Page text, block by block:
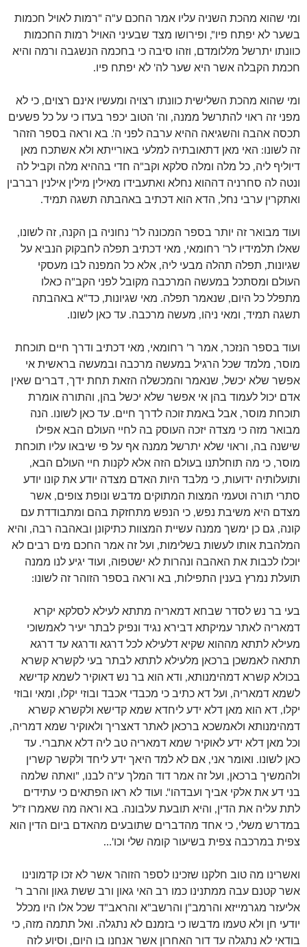
ומי שהוא מהכת השניה עליו אמר החכם ע"ה "רמות לאויל חכמות
בשער לא יפתח פיו", ופירושו מצד שבעיני האויל רמות החכמות
כוונתו יתרשל מללומדם, וזהו סיבה כי בחכמה הנשגבה ורמה והיא
חכמת הקבלה אשר היא שער לה' לא יפתח פיו.
ומי שהוא מהכת השלישית כוונתו רצויה ומעשיו אינם רצוים, כי לא
מפני זה ראוי להתרשל ממנה, וה' הטוב יכפר בעדו כי על כל פשעים
תכסה אהבה והשגיאה ההיא ערבה לפני ה'. בא וראה בספר הזהר
זה לשונו: האי מאן דתאובתיה למלעי באורייתא ולא אשתכח מאן
דיוליף ליה, כל מלה ומלה סלקא וקב"ה חדי בההיא מלה וקביל לה
ונטה לה סחרניה דההוא נחלא ואתעבידו מאילין מילין אילנין רברבין
ואתקרין ערבי נחל, הדא הוא דכתיב באהבתה תשגה תמיד.
ועוד מבואר זה יותר בספר המכונה לר' נחוניה בן הקנה, זה לשונו,
שאלו תלמידיו לר' רחומאי, מאי דכתיב תפלה לחבקוק הנביא על
שגיונות, תפלה תהלה מבעי ליה, אלא כל המפנה לבו מעסקי
העולם ומסתכל במעשה המרכבה מקובל לפני הקב"ה כאלו
מתפלל כל היום, שנאמר תפלה. מאי שגיונות, כד"א באהבתה
תשגה תמיד, ומאי ניהו, מעשה מרכבה. עד כאן לשונו.
ועוד בספר הנזכר, אמר ר' רחומאי, מאי דכתיב ודרך חיים תוכחת
מוסר, מלמד שכל הרגיל במעשה מרכבה ובמעשה בראשית אי
אפשר שלא יכשל, שנאמר והמכשלה הזאת תחת ידך, דברים שאין
אדם יכול לעמוד בהן אי אפשר שלא יכשל בהן, והתורה אומרת
תוכחת מוסר, אבל באמת זוכה לדרך חיים. עד כאן לשונו. הנה
מבואר מזה כי מצדה יזכה העוסק בה לחיי העולם הבא אפילו
שישנה בה, וראוי שלא יתרשל ממנה אף על פי שיבאו עליו תוכחת
מוסר, כי מה תוחלתנו בעולם הזה אלא לקנות חיי העולם הבא,
ותועלותיה ידועות, כי מלבד היות האדם מצדה יודע את קונו יודע
סתרי תורה וטעמי המצות המתוקים מדבש ונופת צופים, אשר
מצדם היא משיבת נפש, כי הנפש מתחזקת בהם ומתבודדת עם
קונה, גם כן ימשך ממנה עשיית המצוות כתיקונן ובאהבה רבה, והיא
המלהבת אותו לעשות בשלימות, ועל זה אמר החכם מים רבים לא
יוכלו לכבות את האהבה ונהרות לא ישטפוה, ועוד יגיע לנו ממנה
תועלת נמרץ בענין התפילות, בא וראה בספר הזוהר זה לשונו:
בעי בר נש לסדר שבחא דמאריה מתתא לעילא לסלקא יקרא
דמאריה לאתר עמיקתא דבירא נגיד ונפיק לבתר יעיר לאמשוכי
מעילא לתתא מההוא שקיא דלעילא לכל דרגא ודרגא עד דרגא
תתאה לאמשכן ברכאן מלעילא לתתא לבתר בעי לקשרא קשרא
בכולא קשרא דמהימנותא, ודא הוא בר נש דאוקיר לשמא קדישא
לשמא דמאריה, ועל דא כתיב כי מכבדי אכבד ובוזי יקלו, ומאי ובוזי
יקלו, דא הוא מאן דלא ידע ליחדא שמא קדישא ולקשרא קשרא
דמהימנותא ולאמשכא ברכאן לאתר דאצריך ולאוקיר שמא דמריה,
וכל מאן דלא ידע לאוקיר שמא דמאריה טב ליה דלא אתברי. עד
כאן לשונו. ואומר אני, אם לא למד היאך ידע ליחד ולקשר קשרין
ולהמשיך ברכאן, ועל זה אמר דוד המלך ע"ה לבנו, "ואתה שלמה
בני דע את אלקי אביך ועבדהו". ועוד לא ראו הפתאים כי עתידים
לתת עליה את הדין, והיא תובעת עלבונה. בא וראה מה שאמרו ז"ל
במדרש משלי, כי אחד מהדברים שתובעים מהאדם ביום הדין הוא
צפית במרכבה צפית בשיעור קומה שלי וכו'…
ואשרינו מה טוב חלקנו שזכינו לספר הזוהר אשר לא זכו קדמונינו
אשר קטנם עבה ממתנינו כמו רב האי גאון ורב ששת גאון והרב ר'
אליעזר מגרמייזא והרמב"ן והרשב"א והראב"ד שכל אלו היו מכלל
יודעי חן ולא טעמו מדבשו כי בזמנם לא נתגלה. ואל תתמה מזה, כי
בודאי לא נתגלה עד דור האחרון אשר אנחנו בו היום, וסיוע לזה